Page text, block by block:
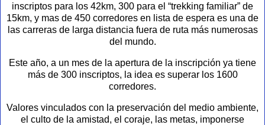
inscriptos para los 42km, 300 para el “trekking familiar” de
15km, y mas de 450 corredores en lista de espera es una de
las carreras de larga distancia fuera de ruta más numerosas
del mundo.
Este año, a un mes de la apertura de la inscripción ya tiene
más de 300 inscriptos, la idea es superar los 1600
corredores.
Valores vinculados con la preservación del medio ambiente,
el culto de la amistad, el coraje, las metas, imponerse